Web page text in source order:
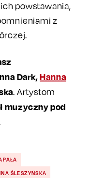
powstawania,
z
Dark,Hanna
. Artystom
muzyczny pod
ŚLESZYŃSKA